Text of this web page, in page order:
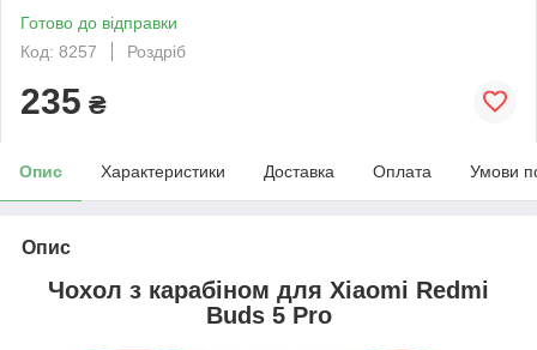
Готово до відправки
Код: 8257
Роздріб
235 ₴
Опис Характеристики Доставка Оплата Умови
Опис
Чохол з карабіном для Xiaomi Redmi
Buds 5 Pro